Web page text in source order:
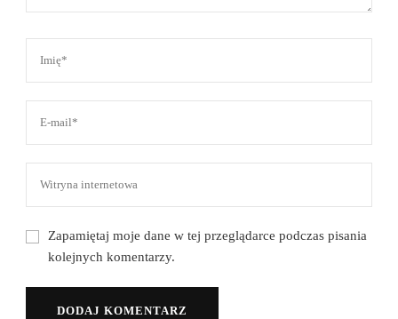
Zapamiętaj moje dane w tej przeglądarce podczas pisania
kolejnych komentarzy.